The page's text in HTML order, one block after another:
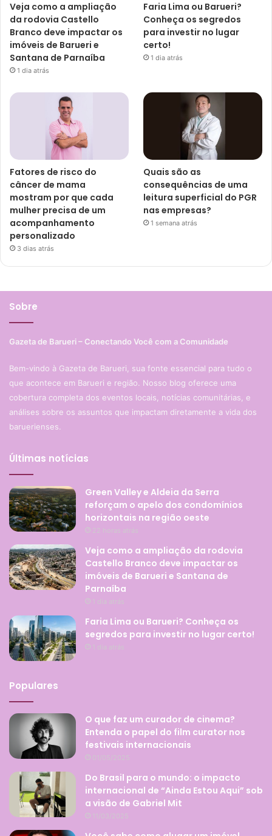
Veja como a ampliação
da rodovia Castello
Branco deve impactar os
imóveis de Barueri e
Santana de Parnaíba
1 dia atrás
Faria Lima ou Barueri?
Conheça os segredos
para investir no lugar
certo!
1 dia atrás
Fatores de risco do
câncer de mama
mostram por que cada
mulher precisa de um
acompanhamento
personalizado
3 dias atrás
Quais são as
consequências de uma
leitura superficial do PGR
nas empresas?
1 semana atrás
Sobre
Gazeta de Barueri – Conectando Você com a Comunidade
Bem-vindo à Gazeta de Barueri, sua fonte essencial para tudo o
que acontece em Barueri e região. Nosso blog oferece uma
cobertura completa dos eventos locais, notícias comunitárias, e
análises sobre os assuntos que impactam diretamente a vida dos
baruerienses.
Últimas notícias
Green Valley e Aldeia da Serra
reforçam o apelo dos condomínios
horizontais na região oeste
22 horas atrás
Veja como a ampliação da rodovia
Castello Branco deve impactar os
imóveis de Barueri e Santana de
Parnaíba
1 dia atrás
Faria Lima ou Barueri? Conheça os
segredos para investir no lugar certo!
1 dia atrás
Populares
O que faz um curador de cinema?
Entenda o papel do film curator nos
festivais internacionais
01/05/2025
Do Brasil para o mundo: o impacto
internacional de “Ainda Estou Aqui” sob
a visão de Gabriel Mit
11/03/2025